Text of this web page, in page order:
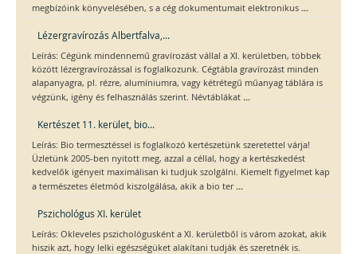
megbízóink könyvelésében, s a cég dokumentumait elektronikus ...
Lézergravírozás Albertfalva,...
Leírás: Cégünk mindennemű gravírozást vállal a XI. kerületben, többek
között lézergravírozással is foglalkozunk. Cégtábla gravírozást minden
alapanyagra, pl. rézre, alumíniumra, vagy kétrétegű műanyag táblára is
végzünk, igény és felhasználás szerint. Névtáblákat ...
Kertészet 11. kerület, bio...
Leírás: Bio termesztéssel is foglalkozó kertészetünk szeretettel várja!
Üzletünk 2005-ben nyitott meg, azzal a céllal, hogy a kertészkedést
kedvelők igényeit maximálisan ki tudjuk szolgálni. Kiemelt figyelmet kap
a természetes életmód kiszolgálása, akik a bio ter ...
Pszichológus XI. kerület
Leírás: Okleveles pszichológusként a XI. kerületből is várom azokat, akik
hiszik azt, hogy lelki egészségüket alakítani tudják és szeretnék is.